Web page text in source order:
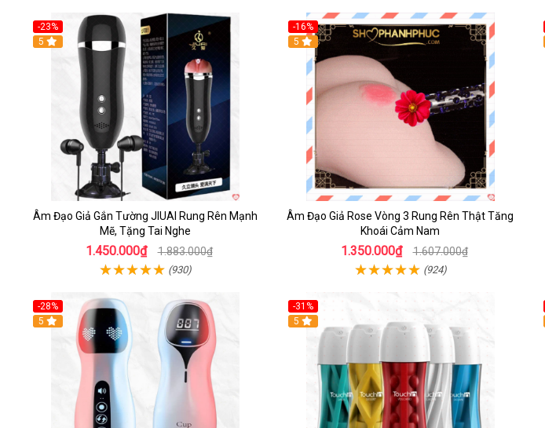
-23%
5
Âm Đạo Giả Gắn Tường JIUAI Rung Rên Mạnh
Mẽ, Tặng Tai Nghe
1.450.000₫ 1.883.000₫
(930)
-16%
5
Âm Đạo Giả Rose Vòng 3 Rung Rên Thật Tăng
Khoái Cảm Nam
1.350.000₫ 1.607.000₫
(924)
-28%
5
-31%
Hot
5